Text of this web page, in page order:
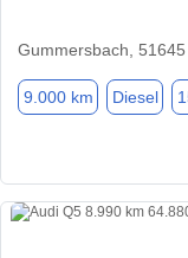
Gummersbach, 51645
9.000 km Diesel